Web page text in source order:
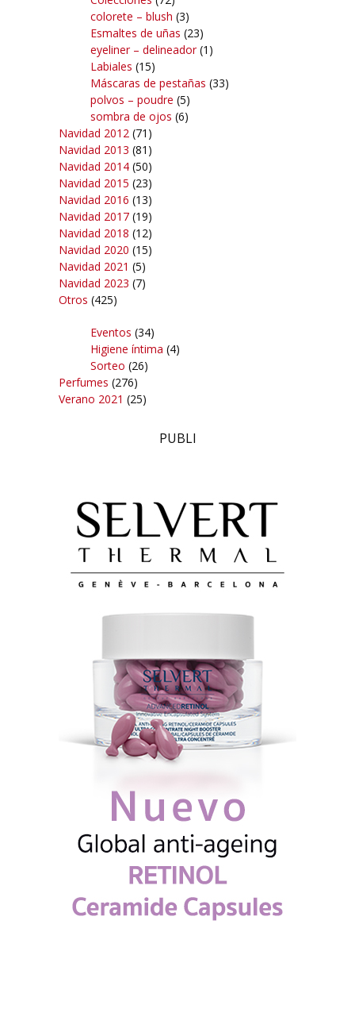
colorete – blush (3)
Esmaltes de uñas (23)
eyeliner – delineador(1)
Labiales (15)
Máscaras de pestañas (33)
polvos – poudre (5)
sombra de ojos (6)
Navidad 2012 (71)
Navidad 2013 (81)
Navidad 2014 (50)
Navidad 2015 (23)
Navidad 2016 (13)
Navidad 2017 (19)
Navidad 2018 (12)
Navidad 2020 (15)
Navidad 2021 (5)
Navidad 2023 (7)
Otros (425)
Eventos (34)
Higiene íntima (4)
Sorteo (26)
Perfumes (276)
Verano 2021 (25)
PUBLI